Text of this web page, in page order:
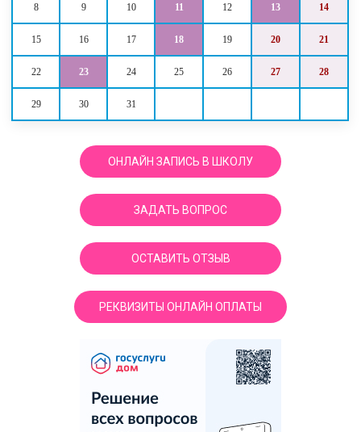
8 9 10 11 12 13 14
15 16 17 18 19 20 21
22 23 24 25 26 27 28
29 30 31
ОНЛАЙН ЗАПИСЬ В ШКОЛУ
ЗАДАТЬ ВОПРОС
ОСТАВИТЬ ОТЗЫВ
РЕКВИЗИТЫ ОНЛАЙН ОПЛАТЫ